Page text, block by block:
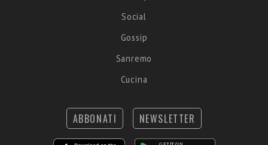
Social
Gossip
Sanremo
Cucina
ABBONATI NEWSLETTER